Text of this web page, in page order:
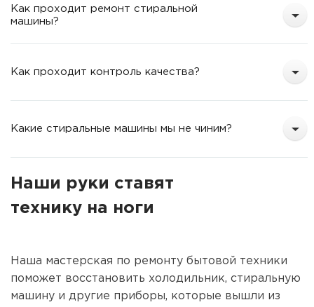
Как проходит ремонт стиральной
машины?
Как проходит контроль качества?
Какие стиральные машины мы не чиним?
Наши руки ставят
технику на ноги
Наша мастерская по ремонту бытовой техники
поможет восстановить холодильник, стиральную
машину и другие приборы, которые вышли из